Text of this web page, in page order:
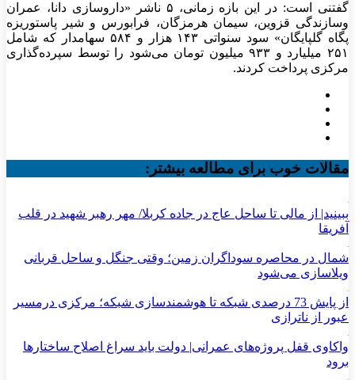
گفتنی است: در این بازه زمانی، ۵ ناشر «داروسازی دانا، عمران
وسازندگی قزوین، سیمان هرمزگان، فرابورس و شیر پاستوریزه
پگاه گلپایگان» سود سنواتی ۱۴۳ هزار و ۵۸۴ سهامدار که شامل
۲۵۱ میلیارد و ۹۳۳ میلیون تومان می‌شود را توسط سپرده‌گذاری
مرکزی پرداخت کردند.
مقالات خوب برای مطالعه بیشتر:
ببینید| از مالی تا ساحل عاج در جاده کربلا/ مهر رهبر شهید در قلب
آفریقا
شمال در محاصره سوداگران زمین؛ وقتی جنگل و ساحل قربانی
ویلاسازی می‌شود
از پایش 73 درصدی شبکه تا هوشمندسازی شبکه؛ مرکزی درمسیر
عبور از ناترازی
واکاوی قفل پروژه‌های عمرانی| دولت باید سراغ اصلاح ساختارها
برود